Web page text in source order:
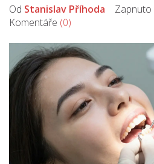
Od Stanislav Příhoda Zapnuto
Komentáře (0)